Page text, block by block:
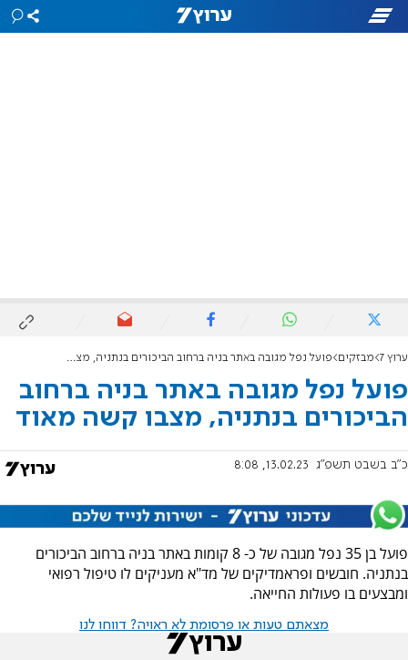
ערוץ 7 מבזקים פועל נפל מגובה באתר בניה ברחוב הביכורים בנתניה, מצבו קשה מאוד
פועל נפל מגובה באתר בניה ברחוב
הביכורים בנתניה, מצבו קשה מאוד
כ"ב בשבט תשפ"ג 13.02.23, 8:08
פועל בן 35 נפל מגובה של כ- 8 קומות באתר בניה ברחוב הביכורים
בנתניה. חובשים ופראמדיקים של מד"א מעניקים לו טיפול רפואי
ומבצעים בו פעולות החייאה.
מצאתם טעות או פרסומת לא ראויה? דווחו לנו